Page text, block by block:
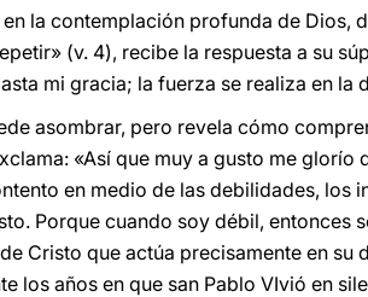
la contemplación profunda de Dios,
(v. 4), recibe la respuesta a su
mi gracia; la fuerza se realiza en la
asombrar, pero revela cómo
«Así que muy a gusto me glorío
en medio de las debilidades, los
Porque cuando soy débil, entonces
Cristo que actúa precisamente en su
los años en que san Pablo VIvió en